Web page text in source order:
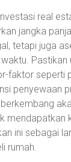
real
jangka
tetapi juga
Pastikan
faktor seperti
penyewaan
mendapatkan
ini sebagai
rumah.